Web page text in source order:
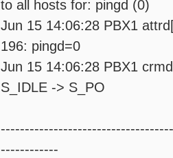
to all hosts for: pingd (0)
Jun 15 14:06:28 PBX1
196: pingd=0
Jun 15 14:06:28 PBX1
S_IDLE -> S_PO
------------